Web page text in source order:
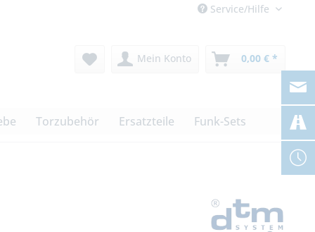
Service/Hilfe
Mein Konto 0,00 € *
Torzubehör Ersatzteile Funk-Sets